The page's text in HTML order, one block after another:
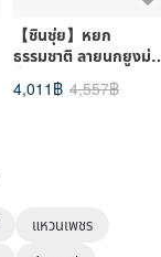
【ชินชุ่ย】หยก
ธรรมชาติ ลายนกยูงม่
นิ้ว size 12 | จิต
4,011฿ 4,557฿
แหวนเพชร